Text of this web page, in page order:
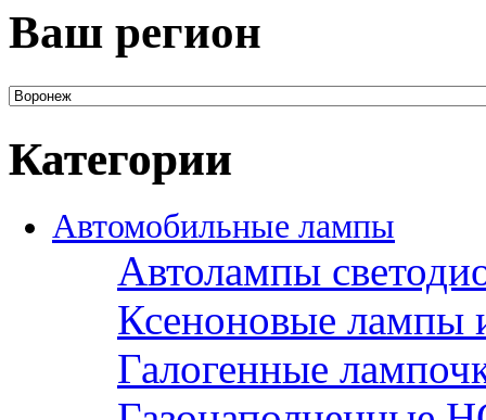
Ваш регион
Категории
Автомобильные лампы
Автолампы
Ксеноновые лампы
Галогенные